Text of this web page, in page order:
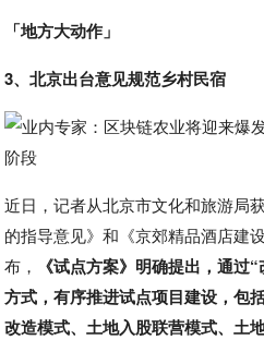
「地方大动作」
3、北京出台意见规范乡村民宿
近日，记者从北京市文化和旅游局
的指导意见》和《京郊精品酒店建
布，
《试点方案》明确提出，通过
方式，有序推进试点项目建设，包
改造模式、土地入股联营模式、土